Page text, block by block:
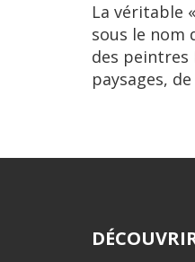
La véritable
sous le nom
des peintres
paysages,